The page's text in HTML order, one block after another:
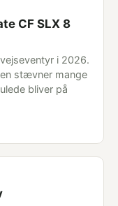
CF SLX 8
i 2026.
stævner mange
bliver på